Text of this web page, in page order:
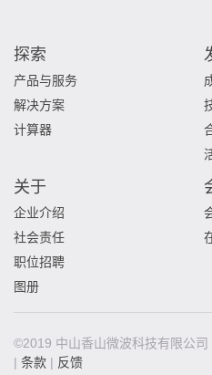
探索
产品与服务
解决方案
计算器
关于
企业介绍
社会责任
职位招聘
图册
©2019 中山香山微波科技有限公司
| 条款 | 反馈